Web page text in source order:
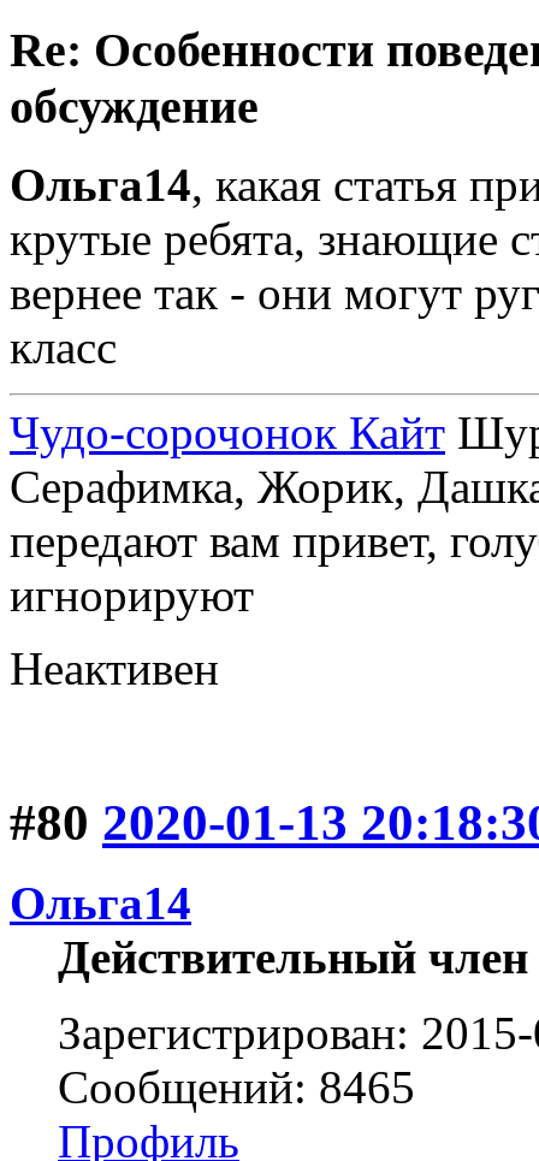
Re: Особенности
обсуждение
Ольга14, какая статья
крутые ребята, знающие
вернее так - они могут
класс
Чудо-сорочонок Кайт
Серафимка, Жорик,
передают вам привет,
игнорируют
Неактивен
#80 2020-01-13
Ольга14
Действительный член
Зарегистрирован:
Сообщений: 8465
Профиль